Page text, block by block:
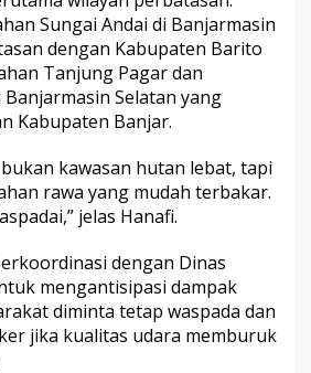
Sungai Andai di Banjarmasin
dengan Kabupaten Barito
Tanjung Pagar dan
Selatan yang
Kabupaten Banjar.
kawasan hutan lebat, tapi
rawa yang mudah terbakar.
jelas Hanafi.
dengan Dinas
mengantisipasi dampak
diminta tetap waspada dan
jika kualitas udara memburuk